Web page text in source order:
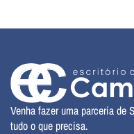
Venha fazer uma parceria de
tudo o que precisa.